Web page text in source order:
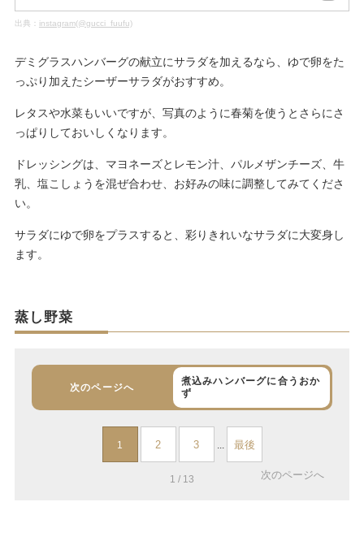
出典： instagram(@gucci_fuufu)
デミグラスハンバーグの献立にサラダを加えるなら、ゆで卵をた
っぷり加えたシーザーサラダがおすすめ。
レタスや水菜もいいですが、写真のように春菊を使うとさらにさ
っぱりしておいしくなります。
ドレッシングは、マヨネーズとレモン汁、パルメザンチーズ、牛
乳、塩こしょうを混ぜ合わせ、お好みの味に調整してみてくださ
い。
サラダにゆで卵をプラスすると、彩りきれいなサラダに大変身し
ます。
蒸し野菜
次のページへ
煮込みハンバーグに合うおか
ず
1 2 3 最後
1 / 13 次のページへ